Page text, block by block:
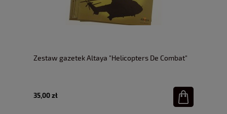
Zestaw gazetek Altaya "Helicopters De Combat"
35,00 zł